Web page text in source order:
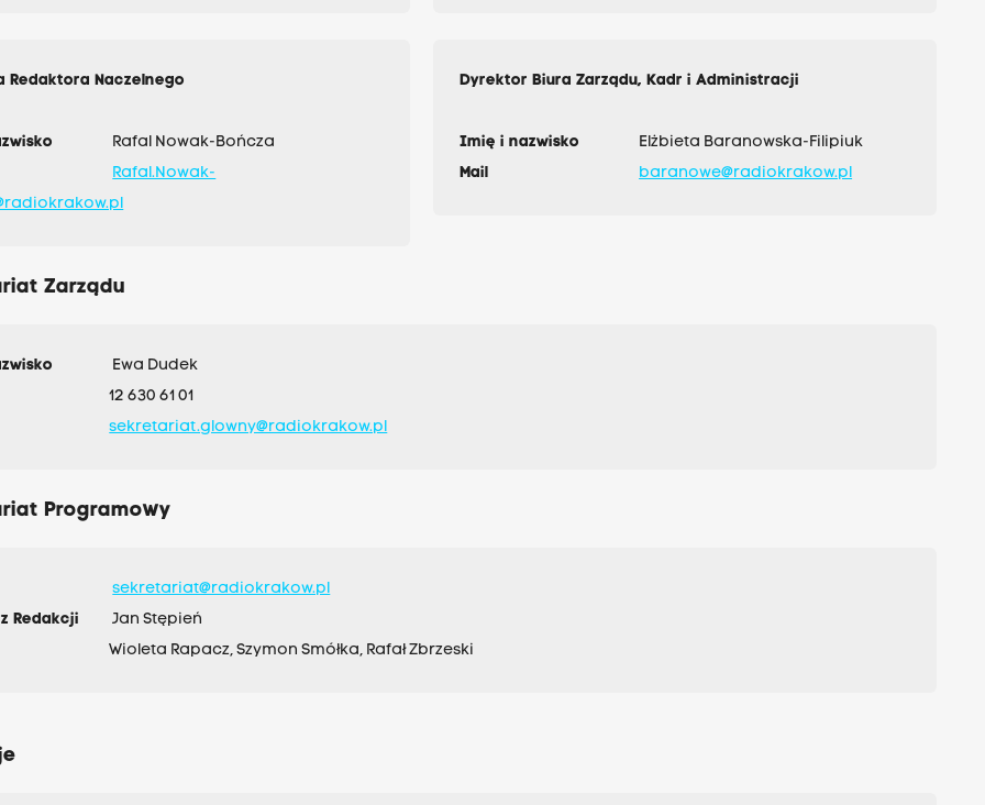
Redaktora Naczelnego
Rafal Nowak-Bończa
Rafal.Nowak-
Dyrektor Biura Zarządu, Kadr i Administracji
Imię i nazwisko
Elżbieta Baranowska-Filipiuk
Mail
baranowe@radiokrakow.pl
Zarządu
Ewa Dudek
12 630 61 01
sekretariat.glowny@radiokrakow.pl
Programowy
sekretariat@radiokrakow.pl
Redakcji
Jan Stępień
Wioleta Rapacz, Szymon Smółka, Rafał Zbrzeski